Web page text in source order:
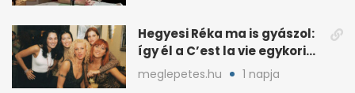
Hegyesi Réka ma is gyászol:
így él a C’est la vie egykori
énekesnője
meglepetes.hu 1 napja